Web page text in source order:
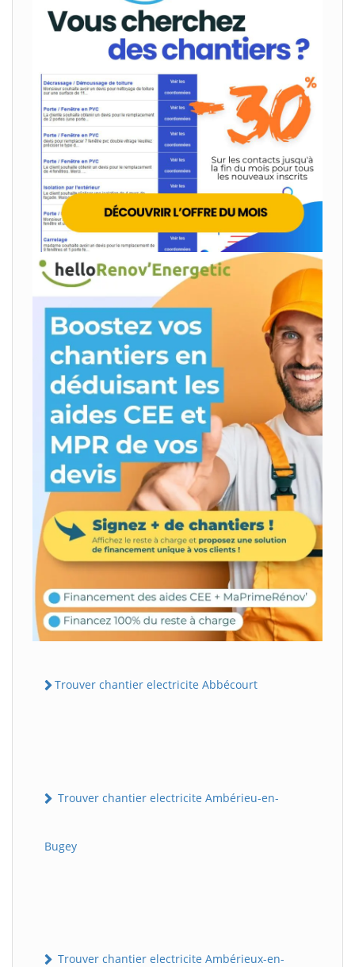
Trouver chantier electricite Abbécourt
Trouver chantier electricite Ambérieu-en-
Bugey
Trouver chantier electricite Ambérieux-en-